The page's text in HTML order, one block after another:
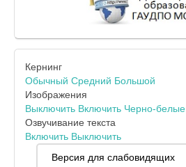
Кернинг
Обычный Средний Большой
Изображения
Выключить Включить Черно-белые
Озвучивание текста
Включить Выключить
Версия для слабовидящих